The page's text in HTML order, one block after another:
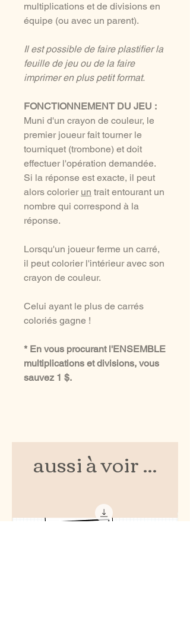
multiplications et de divisions en
équipe (ou avec un parent).
Il est possible de faire plastifier la
feuille de jeu ou de la faire
imprimer en plus petit format.
FONCTIONNEMENT DU JEU :
Muni d'un crayon de couleur, le
premier joueur fait tourner le
tourniquet (trombone) et doit
effectuer l'opération demandée.
Si la réponse est exacte, il peut
alors colorier un trait entourant un
nombre qui correspond à la
réponse.
Lorsqu'un joueur ferme un carré,
il peut colorier l'intérieur avec son
crayon de couleur.
Celui ayant le plus de carrés
coloriés gagne !
* En vous procurant l'ENSEMBLE
multiplications et divisions, vous
sauvez 1 $.
aussi à voir ...